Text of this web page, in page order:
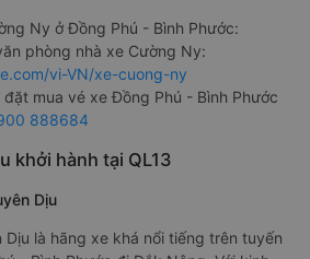
Ny ở Đồng Phú - Bình Phước:
phòng nhà xe Cường Ny:
vi-VN/xe-cuong-ny
đặt mua vé xe Đồng Phú - Bình Phước
888684
khởi hành tại QL13
Dịu
Dịu là hãng xe khá nổi tiếng trên tuyến